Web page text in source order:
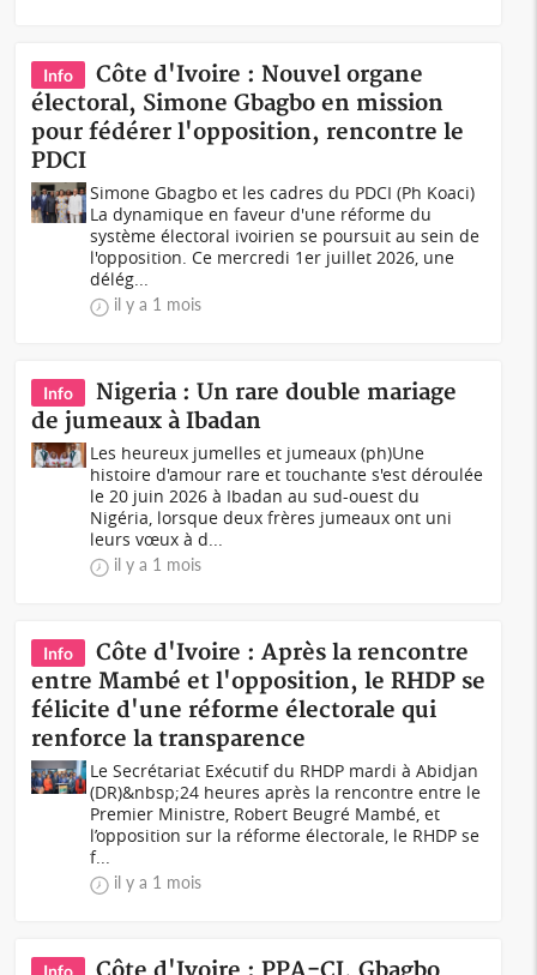
Info
Côte d'Ivoire : Nouvel organe
électoral, Simone Gbagbo en mission
pour fédérer l'opposition, rencontre le
PDCI
Simone Gbagbo et les cadres du PDCI (Ph Koaci)
La dynamique en faveur d'une réforme du
système électoral ivoirien se poursuit au sein de
l'opposition. Ce mercredi 1er juillet 2026, une
délég...
il y a 1 mois
Info
Nigeria : Un rare double mariage
de jumeaux à Ibadan
Les heureux jumelles et jumeaux (ph)Une
histoire d'amour rare et touchante s'est déroulée
le 20 juin 2026 à Ibadan au sud-ouest du
Nigéria, lorsque deux frères jumeaux ont uni
leurs vœux à d...
il y a 1 mois
Info
Côte d'Ivoire : Après la rencontre
entre Mambé et l'opposition, le RHDP se
félicite d'une réforme électorale qui
renforce la transparence
Le Secrétariat Exécutif du RHDP mardi à Abidjan
(DR)&nbsp;24 heures après la rencontre entre le
Premier Ministre, Robert Beugré Mambé, et
l’opposition sur la réforme électorale, le RHDP se
f...
il y a 1 mois
Info